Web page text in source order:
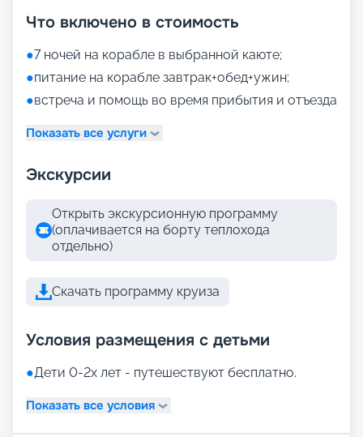
Что включено в стоимость
●7 ночей на корабле в выбранной каюте;
●питание на корабле завтрак+обед+ужин;
●встреча и помощь во время прибытия и отъезда
Показать все услуги
Экскурсии
Открыть экскурсионную программу
(оплачивается на борту теплохода
отдельно)
Скачать программу круиза
Условия размещения с детьми
●Дети 0-2х лет - путешествуют бесплатно.
Показать все условия